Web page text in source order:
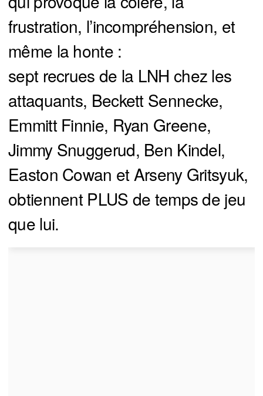
frustration, l’incompréhension, et
même la honte :
sept recrues de la LNH chez les
attaquants, Beckett Sennecke,
Emmitt Finnie, Ryan Greene,
Jimmy Snuggerud, Ben Kindel,
Easton Cowan et Arseny Gritsyuk,
obtiennent PLUS de temps de jeu
que lui.